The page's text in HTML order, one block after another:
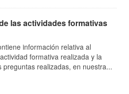
las actividades formativas
información relativa al
formativa realizada y la
preguntas realizadas, en nuestra...